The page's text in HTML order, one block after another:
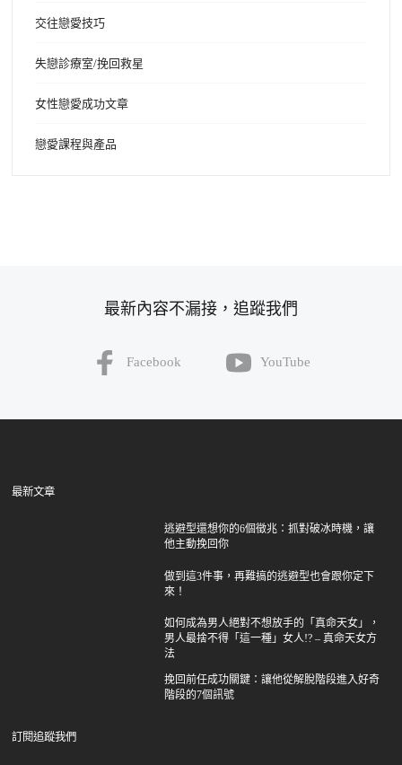
交往戀愛技巧
失戀診療室/挽回救星
女性戀愛成功文章
戀愛課程與產品
最新內容不漏接，追蹤我們
Facebook YouTube
最新文章
逃避型還想你的6個徵兆：抓對破冰時機，讓
他主動挽回你
做到這3件事，再難搞的逃避型也會跟你定下
來！
如何成為男人絕對不想放手的「真命天女」，
男人最捨不得「這一種」女人!? – 真命天女方
法
挽回前任成功關鍵：讓他從解脫階段進入好奇
階段的7個訊號
訂閱追蹤我們